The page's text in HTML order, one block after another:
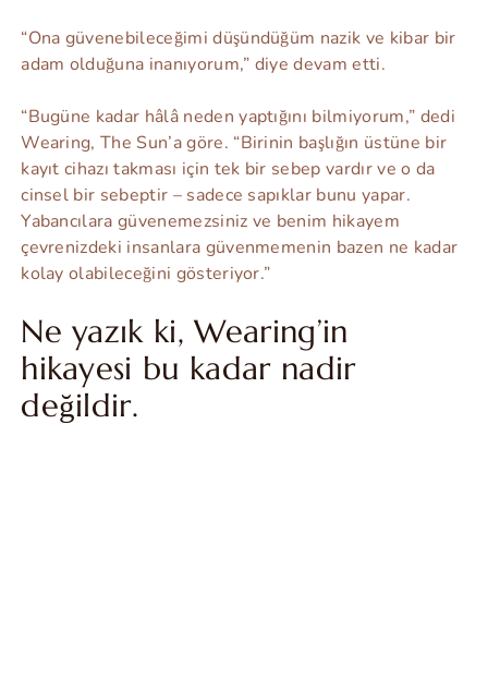
“Ona güvenebileceğimi düşündüğüm nazik ve kibar bir
adam olduğuna inanıyorum,” diye devam etti.
“Bugüne kadar hâlâ neden yaptığını bilmiyorum,” dedi
Wearing, The Sun’a göre. “Birinin başlığın üstüne bir
kayıt cihazı takması için tek bir sebep vardır ve o da
cinsel bir sebeptir – sadece sapıklar bunu yapar.
Yabancılara güvenemezsiniz ve benim hikayem
çevrenizdeki insanlara güvenmemenin bazen ne kadar
kolay olabileceğini gösteriyor.”
Ne yazık ki, Wearing’in
hikayesi bu kadar nadir
değildir.